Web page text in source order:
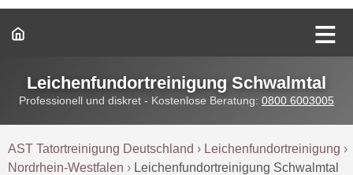
Leichenfundortreinigung Schwalmtal
Professionell und diskret - Kostenlose Beratung: 0800 6003005
AST Tatortreinigung Deutschland › Leichenfundortreinigung ›
Nordrhein-Westfalen › Leichenfundortreinigung Schwalmtal